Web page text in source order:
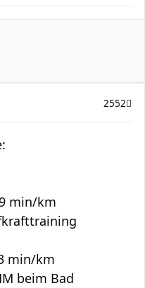
2552
min/km
min/km
beim Bad